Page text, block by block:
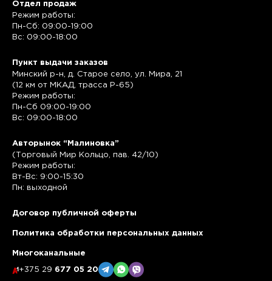
Отдел продаж
Режим работы:
Пн-Сб: 09:00-19:00
Вс: 09:00-18:00
Пункт выдачи заказов
Минский р-н, д. Старое село, ул. Мира, 21
(12 км от МКАД, трасса P-65)
Режим работы:
Пн-Сб 09:00-19:00
Вс: 09:00-18:00
Авторынок “Малиновка”
(Торговый Мир Кольцо, пав. 42/10)
Режим работы:
Вт-Вс: 9:00-15:30
Пн: выходной
Договор публичной оферты
Политика обработки персональных данных
Многоканальные
+375 29 677 05 20